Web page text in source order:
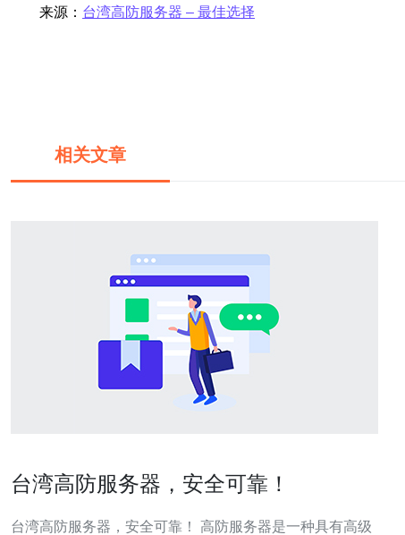
来源： 台湾高防服务器 – 最佳选择
相关文章
台湾高防服务器，安全可靠！
台湾高防服务器，安全可靠！ 高防服务器是一种具有高级